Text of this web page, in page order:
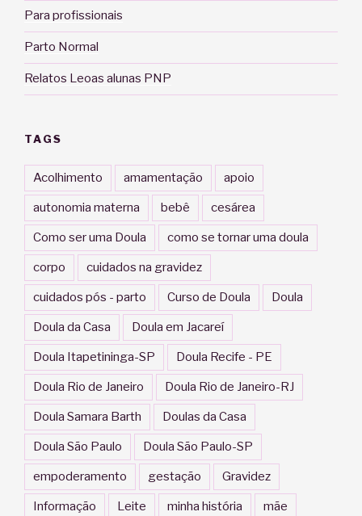
Para profissionais
Parto Normal
Relatos Leoas alunas PNP
TAGS
Acolhimento amamentação apoio
autonomia materna bebê cesárea
Como ser uma Doula como se tornar uma doula
corpo cuidados na gravidez
cuidados pós - parto Curso de Doula Doula
Doula da Casa Doula em Jacareí
Doula Itapetininga-SP Doula Recife - PE
Doula Rio de Janeiro Doula Rio de Janeiro-RJ
Doula Samara Barth Doulas da Casa
Doula São Paulo Doula São Paulo-SP
empoderamento gestação Gravidez
Informação Leite minha história mãe